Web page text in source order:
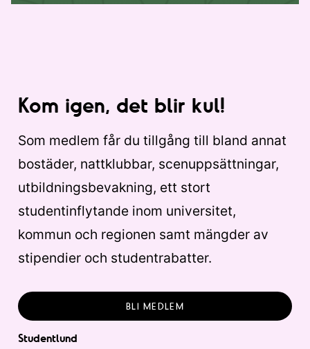
Kom igen, det blir kul!
Som medlem får du tillgång till bland annat
bostäder, nattklubbar, scenuppsättningar,
utbildningsbevakning, ett stort
studentinflytande inom universitet,
kommun och regionen samt mängder av
stipendier och studentrabatter.
BLI MEDLEM
Studentlund